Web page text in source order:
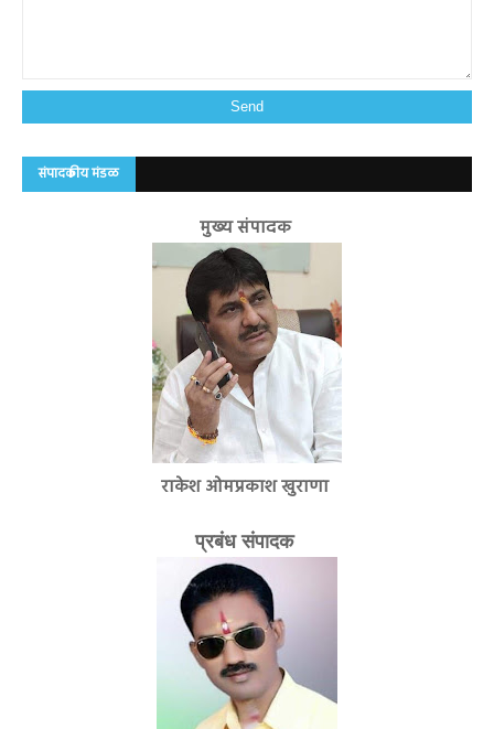
संपादकीय मंडळ
मुख्य संपादक
राकेश ओमप्रकाश खुराणा
प्रबंध संपादक